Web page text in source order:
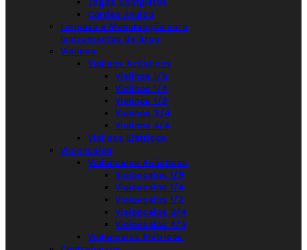
Cordas Avulso
Limpeza e Manutenção para
Instrumentos de Arco
Violinos
Violinos Acústicos
Violinos 1/8
Violinos 1/4
Violinos 1/2
Violinos 3/4
Violinos 4/4
Violinos Elétricos
Violoncelos
Violoncelos Acústicos
Violoncelos 1/8
Violoncelos 1/4
Violoncelos 1/2
Violoncelos 3/4
Violoncelos 4/4
Violoncelos Elétricos